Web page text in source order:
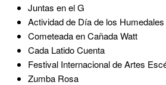
Juntas en el G
Actividad de Día de los Humedales
Cometeada en Cañada Watt
Cada Latido Cuenta
Festival Internacional de Artes
Zumba Rosa